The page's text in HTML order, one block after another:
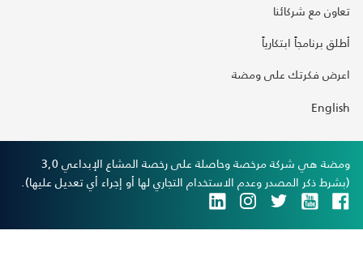
تعاون مع شركائنا
أطلق برنامجاً ابتكارياً
اعرض فكرتك على ومضة
English
ومضة هي شركة مرخصة وحاصلة على رخصة المشاع الإبداعي 3,0
(بشرط ذكر المصدر وعدم الاستخدام التجاري لها أو إجراء أي تعديل عليها).